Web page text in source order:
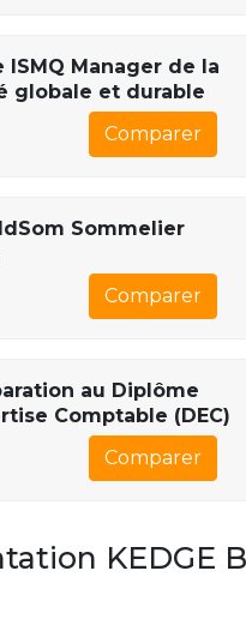
ISMQ Manager de la
globale et durable
Comparer
Sommelier
Comparer
au Diplôme
Comptable (DEC)
Comparer
KEDGE